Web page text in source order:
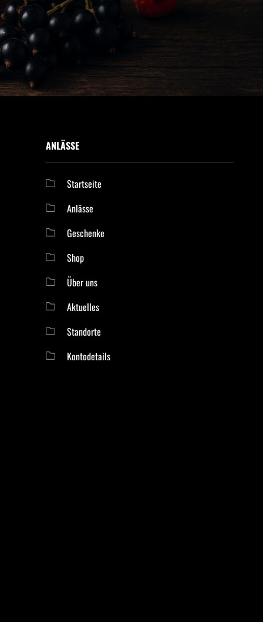
ANLÄSSE
Startseite
Anlässe
Geschenke
Shop
Über uns
Aktuelles
Standorte
Kontodetails